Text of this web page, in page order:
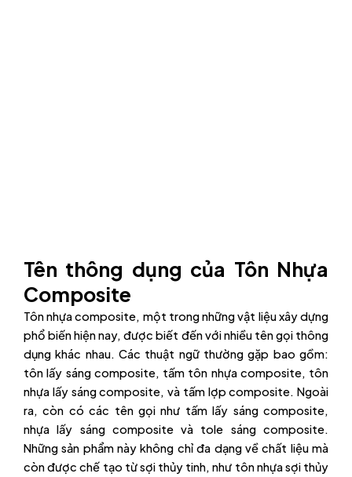
Tên thông dụng của Tôn Nhựa
Composite
Tôn nhựa composite, một trong những vật liệu xây dựng
phổ biến hiện nay, được biết đến với nhiều tên gọi thông
dụng khác nhau. Các thuật ngữ thường gặp bao gồm:
tôn lấy sáng composite, tấm tôn nhựa composite, tôn
nhựa lấy sáng composite, và tấm lợp composite. Ngoài
ra, còn có các tên gọi như tấm lấy sáng composite,
nhựa lấy sáng composite và tole sáng composite.
Những sản phẩm này không chỉ đa dạng về chất liệu mà
còn được chế tạo từ sợi thủy tinh, như tôn nhựa sợi thủy